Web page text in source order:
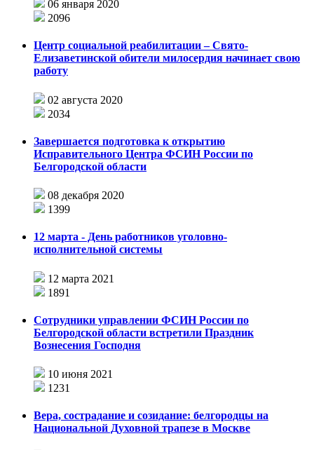
06 января 2020
2096
Центр социальной реабилитации – Свято-
Елизаветинской обители милосердия начинает свою
работу
02 августа 2020
2034
Завершается подготовка к открытию
Исправительного Центра ФСИН России по
Белгородской области
08 декабря 2020
1399
12 марта - День работников уголовно-
исполнительной системы
12 марта 2021
1891
Сотрудники управлении ФСИН России по
Белгородской области встретили Праздник
Вознесения Господня
10 июня 2021
1231
Вера, сострадание и созидание: белгородцы на
Национальной Духовной трапезе в Москве